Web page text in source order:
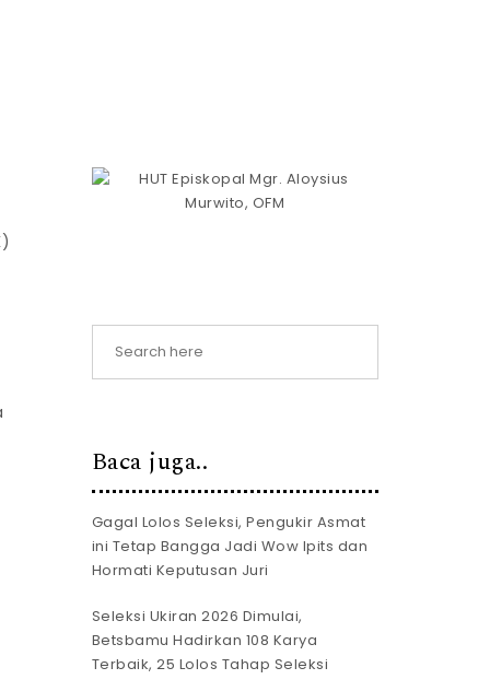
Baca juga..
Gagal Lolos Seleksi, Pengukir Asmat
ini Tetap Bangga Jadi Wow Ipits dan
Hormati Keputusan Juri
Seleksi Ukiran 2026 Dimulai,
Betsbamu Hadirkan 108 Karya
Terbaik, 25 Lolos Tahap Seleksi